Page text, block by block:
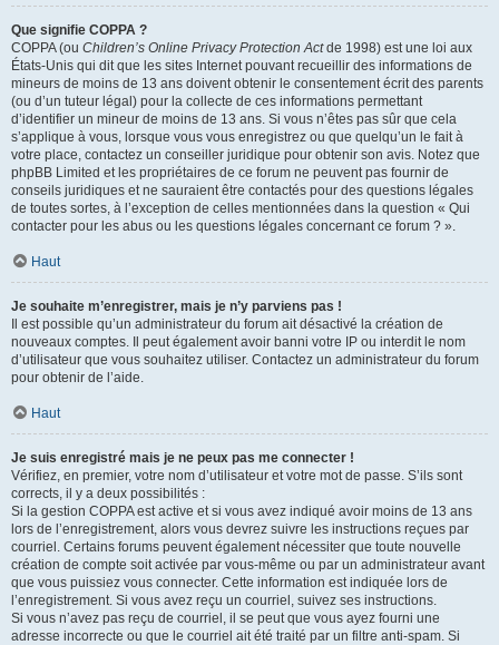
Que signifie COPPA ?
COPPA (ou Children’s Online Privacy Protection Actde 1998) est une loi aux
États-Unis qui dit que les sites Internet pouvant recueillir des informations de
mineurs de moins de 13 ans doivent obtenir le consentement écrit des parents
(ou d’un tuteur légal) pour la collecte de ces informations permettant
d’identifier un mineur de moins de 13 ans. Si vous n’êtes pas sûr que cela
s’applique à vous, lorsque vous vous enregistrez ou que quelqu’un le fait à
votre place, contactez un conseiller juridique pour obtenir son avis. Notez que
phpBB Limited et les propriétaires de ce forum ne peuvent pas fournir de
conseils juridiques et ne sauraient être contactés pour des questions légales
de toutes sortes, à l’exception de celles mentionnées dans la question « Qui
contacter pour les abus ou les questions légales concernant ce forum ? ».
Haut
Je souhaite m’enregistrer, mais je n’y parviens pas !
Il est possible qu’un administrateur du forum ait désactivé la création de
nouveaux comptes. Il peut également avoir banni votre IP ou interdit le nom
d’utilisateur que vous souhaitez utiliser. Contactez un administrateur du forum
pour obtenir de l’aide.
Haut
Je suis enregistré mais je ne peux pas me connecter !
Vérifiez, en premier, votre nom d’utilisateur et votre mot de passe. S’ils sont
corrects, il y a deux possibilités :
Si la gestion COPPA est active et si vous avez indiqué avoir moins de 13 ans
lors de l’enregistrement, alors vous devrez suivre les instructions reçues par
courriel. Certains forums peuvent également nécessiter que toute nouvelle
création de compte soit activée par vous-même ou par un administrateur avant
que vous puissiez vous connecter. Cette information est indiquée lors de
l’enregistrement. Si vous avez reçu un courriel, suivez ses instructions.
Si vous n’avez pas reçu de courriel, il se peut que vous ayez fourni une
adresse incorrecte ou que le courriel ait été traité par un filtre anti-spam. Si